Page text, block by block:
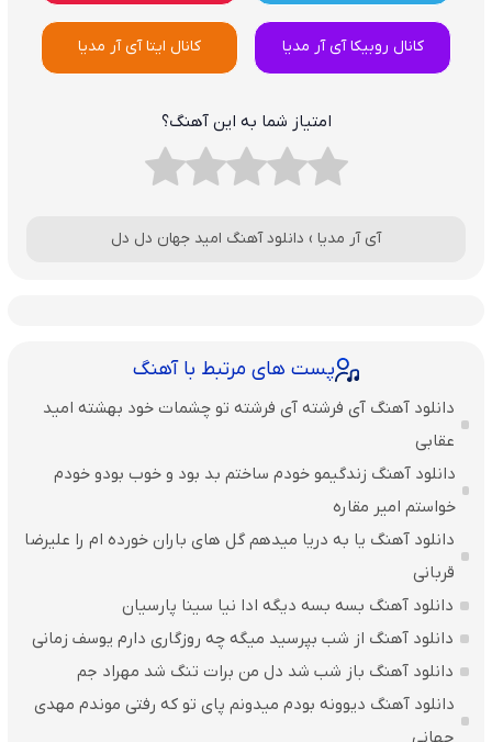
کانال روبیکا آی آر مدیا کانال ایتا آی آر مدیا
امتیاز شما به این آهنگ؟
آی آر مدیا › دانلود آهنگ امید جهان دل دل
پست های مرتبط با آهنگ
دانلود آهنگ آی فرشته آی فرشته تو چشمات خود بهشته امید
عقابی
دانلود آهنگ زندگیمو خودم ساختم بد بود و خوب بودو خودم
خواستم امیر مقاره
دانلود آهنگ یا به دریا میدهم گل های باران‌ خورده ام را علیرضا
قربانی
دانلود آهنگ بسه بسه دیگه ادا نیا سینا پارسیان
دانلود آهنگ از شب بپرسید میگه چه روزگاری دارم یوسف زمانی
دانلود آهنگ باز شب شد دل من برات تنگ شد مهراد جم
دانلود آهنگ دیوونه بودم میدونم پای تو که رفتی موندم مهدی